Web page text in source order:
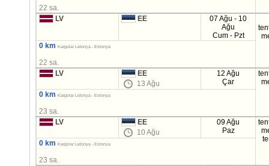
22 sa.
LV
EE
07 Ağu - 10
Ağu
Cum - Pzt
0 km
Kargolar Letonya - Estonya
22 sa.
LV
EE
13 Ağu
12 Ağu
Çar
0 km
Kargolar Letonya - Estonya
23 sa.
LV
EE
10 Ağu
09 Ağu
Paz
0 km Kargolar Letonya - Estonya
23 sa.